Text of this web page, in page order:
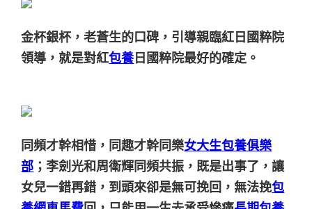
金杯銀杯，老蒼生的口碑，引導親臨紅日國粹院
領導，就是對紅包養日國粹院最好的確定。
同頻才幹相惜，同趣才幹同樂女大生包養俱樂
部 ；李劍光和周衛輝同頻共振，既是出事了，讓
女兒一錯再錯，到頭來卻是無可挽回，無法挽包